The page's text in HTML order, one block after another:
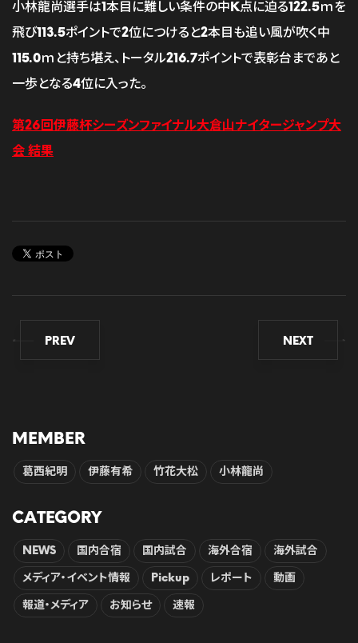
小林龍尚選手は1本目に難しい条件の中K点に迫る122.5ｍを
飛び113.5ポイントで2位につけると2本目も追い風が吹く中
115.0ｍと持ち堪え、トータル216.7ポイントで表彰台まであと
一歩となる4位に入った。
第26回伊藤杯シーズンファイナル大倉山ナイタージャンプ大
会 結果
PREV NEXT
MEMBER
葛西紀明 伊藤有希 竹花大松 小林龍尚
CATEGORY
NEWS 国内合宿 国内試合 海外合宿 海外試合
メディア・イベント情報 Pickup レポート 動画
報道・メディア お知らせ 速報